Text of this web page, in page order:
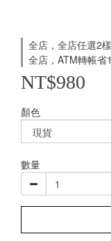
全店，全店任選2
全店，ATM轉帳省
NT$980
顏色
數量